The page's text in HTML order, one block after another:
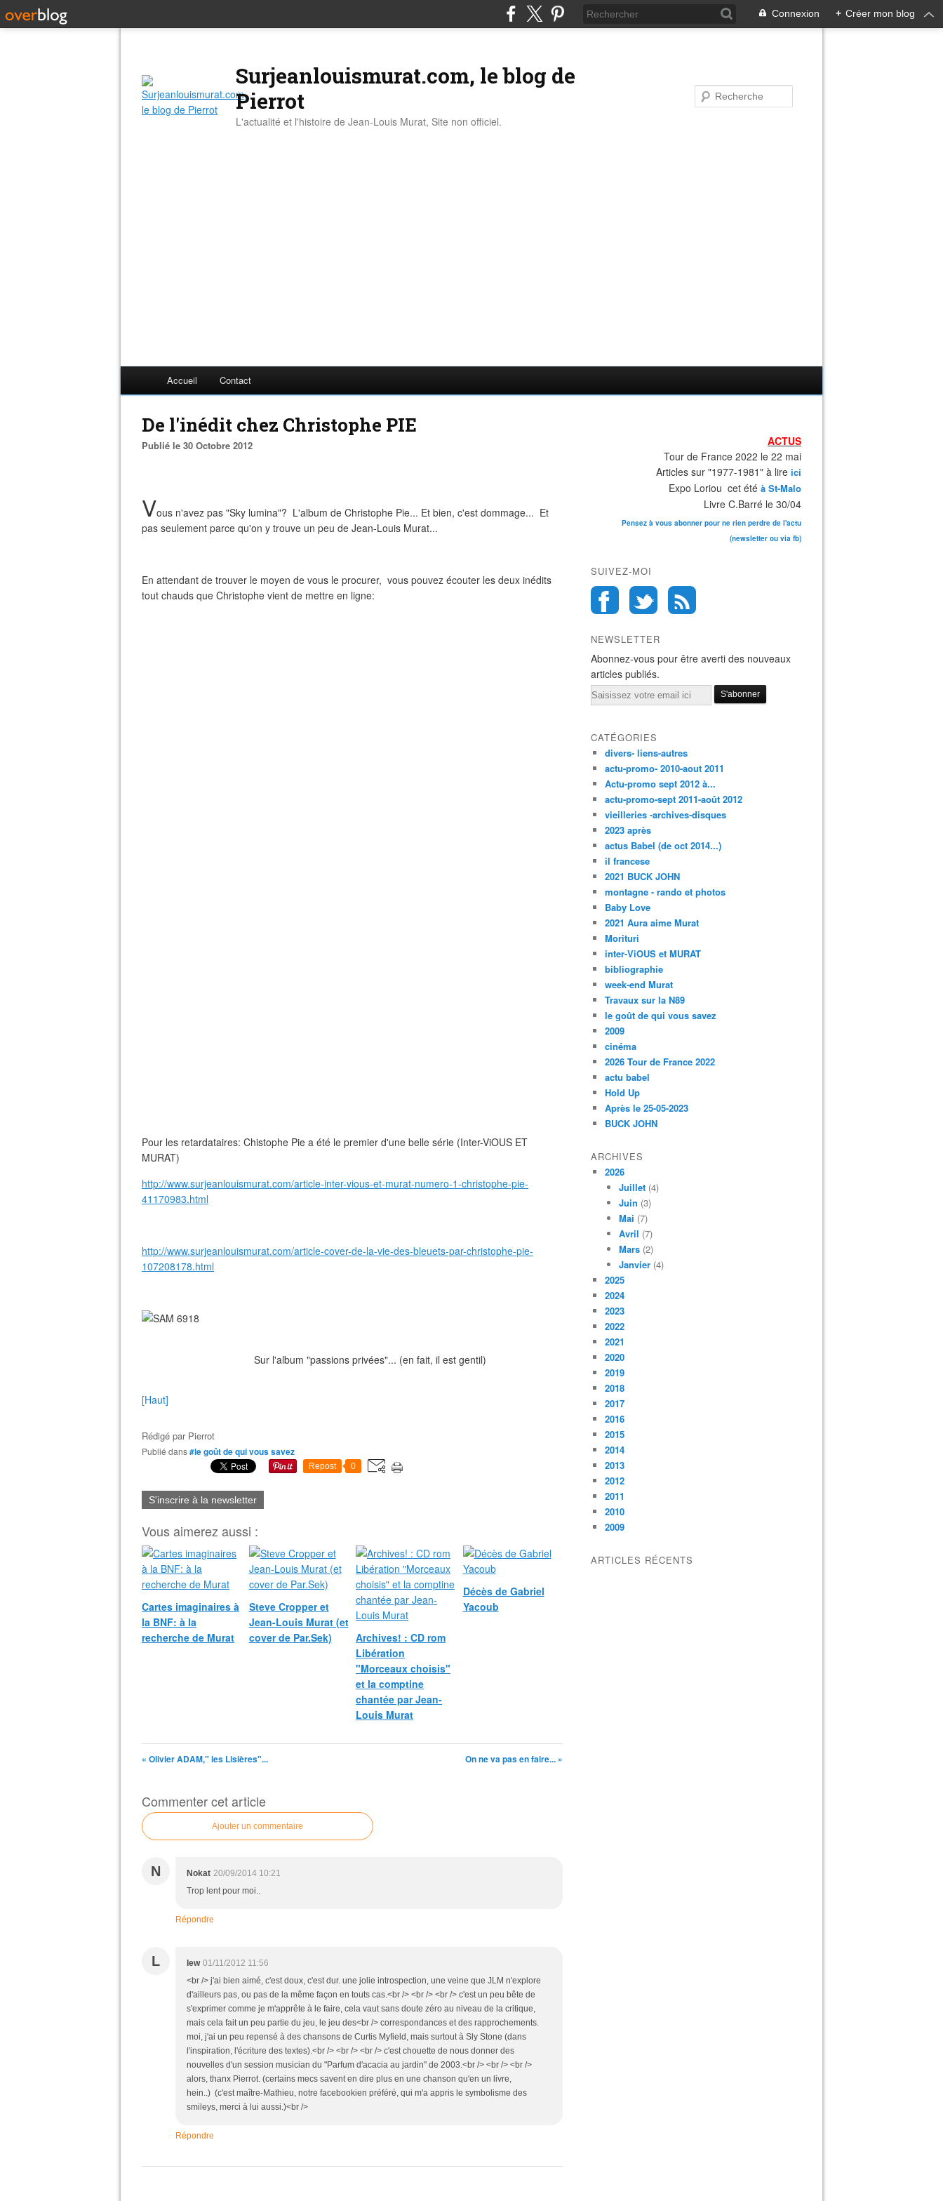
Connexion + Créer mon blog
Surjeanlouismurat.com, le blog de
Pierrot
L'actualité et l'histoire de Jean-Louis Murat, Site non officiel.
Accueil Contact
De l'inédit chez Christophe PIE
Publié le 30 Octobre 2012
Vous n'avez pas "Sky lumina"? L'album de Christophe Pie... Et bien, c'est dommage... Et
pas seulement parce qu'on y trouve un peu de Jean-Louis Murat...
En attendant de trouver le moyen de vous le procurer, vous pouvez écouter les deux inédits
tout chauds que Christophe vient de mettre en ligne:
Pour les retardataires: Chistophe Pie a été le premier d'une belle série (Inter-ViOUS ET
MURAT)
http://www.surjeanlouismurat.com/article-inter-vious-et-murat-numero-1-christophe-pie-
41170983.html
http://www.surjeanlouismurat.com/article-cover-de-la-vie-des-bleuets-par-christophe-pie-
107208178.html
Sur l'album "passions privées"... (en fait, il est gentil)
[Haut]
Rédigé par Pierrot
Publié dans#le goût de qui vous savez
Repost 0
S'inscrire à la newsletter
Vous aimerez aussi :
Cartes imaginaires à
la BNF: à la
recherche de Murat
Steve Cropper et
Jean-Louis Murat (et
cover de Par.Sek)
Archives! : CD rom
Libération
"Morceaux choisis"
et la comptine
chantée par Jean-
Louis Murat
Décès de Gabriel
Yacoub
« Olivier ADAM," les Lisières"... On ne va pas en faire... »
Commenter cet article
Ajouter un commentaire
N Nokat 20/09/2014 10:21
Trop lent pour moi..
Répondre
L lew 01/11/2012 11:56
<br /> j'ai bien aimé, c'est doux, c'est dur. une jolie introspection, une veine que JLM n'explore
d'ailleurs pas, ou pas de la même façon en touts cas.<br /> <br /> <br /> c'est un peu bête de
s'exprimer comme je m'apprête à le faire, cela vaut sans doute zéro au niveau de la critique,
mais cela fait un peu partie du jeu, le jeu des<br /> correspondances et des rapprochements.
moi, j'ai un peu repensé à des chansons de Curtis Myfield, mais surtout à Sly Stone (dans
l'inspiration, l'écriture des textes).<br /> <br /> <br /> c'est chouette de nous donner des
nouvelles d'un session musician du "Parfum d'acacia au jardin" de 2003.<br /> <br /> <br />
alors, thanx Pierrot. (certains mecs savent en dire plus en une chanson qu'en un livre,
hein..) (c'est maître-Mathieu, notre facebookien préféré, qui m'a appris le symbolisme des
smileys, merci à lui aussi.)<br />
Répondre
ACTUS
Tour de France 2022 le 22 mai
Articles sur "1977-1981" à lire ici
Expo Loriou cet été à St-Malo
Livre C.Barré le 30/04
Pensez à vous abonner pour ne rien perdre de l'actu
(newsletter ou via fb)
SUIVEZ-MOI
NEWSLETTER
Abonnez-vous pour être averti des nouveaux
articles publiés.
Email
CATÉGORIES
divers- liens-autres
actu-promo- 2010-aout 2011
Actu-promo sept 2012 à...
actu-promo-sept 2011-août 2012
vieilleries -archives-disques
2023 après
actus Babel (de oct 2014...)
il francese
2021 BUCK JOHN
montagne - rando et photos
Baby Love
2021 Aura aime Murat
Morituri
inter-ViOUS et MURAT
bibliographie
week-end Murat
Travaux sur la N89
le goût de qui vous savez
2009
cinéma
2026 Tour de France 2022
actu babel
Hold Up
Après le 25-05-2023
BUCK JOHN
ARCHIVES
2026
Juillet (4)
Juin (3)
Mai (7)
Avril (7)
Mars (2)
Janvier (4)
2025
2024
2023
2022
2021
2020
2019
2018
2017
2016
2015
2014
2013
2012
2011
2010
2009
ARTICLES RÉCENTS